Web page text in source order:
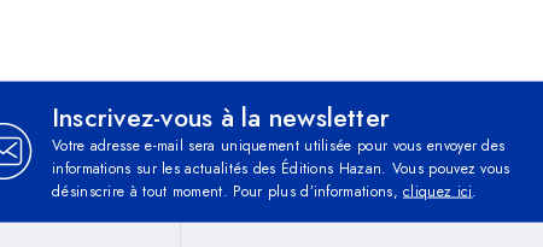
Inscrivez-vous à la newsletter
Votre adresse e-mail sera uniquement utilisée pour vous envoyer des
informations sur les actualités des Éditions Hazan. Vous pouvez vous
désinscrire à tout moment. Pour plus d’informations,cliquez ici.